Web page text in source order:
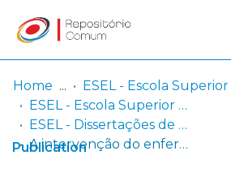
Communities
& Collections
Log
In
(current)
Home
ESEL - Escola Superior de Enfermagem de Lisboa
ESEL - Dissertações de Mestrado
A intervenção do enfermeiro especialista em enfermagem de reabilitação em pessoas submetidas a artroplastia da anca ou do joelho
Publication